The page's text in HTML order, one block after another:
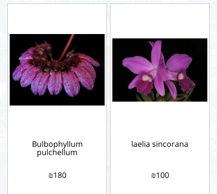
laelia sincorana
₪100
Bulbophyllum
pulchellum
₪180